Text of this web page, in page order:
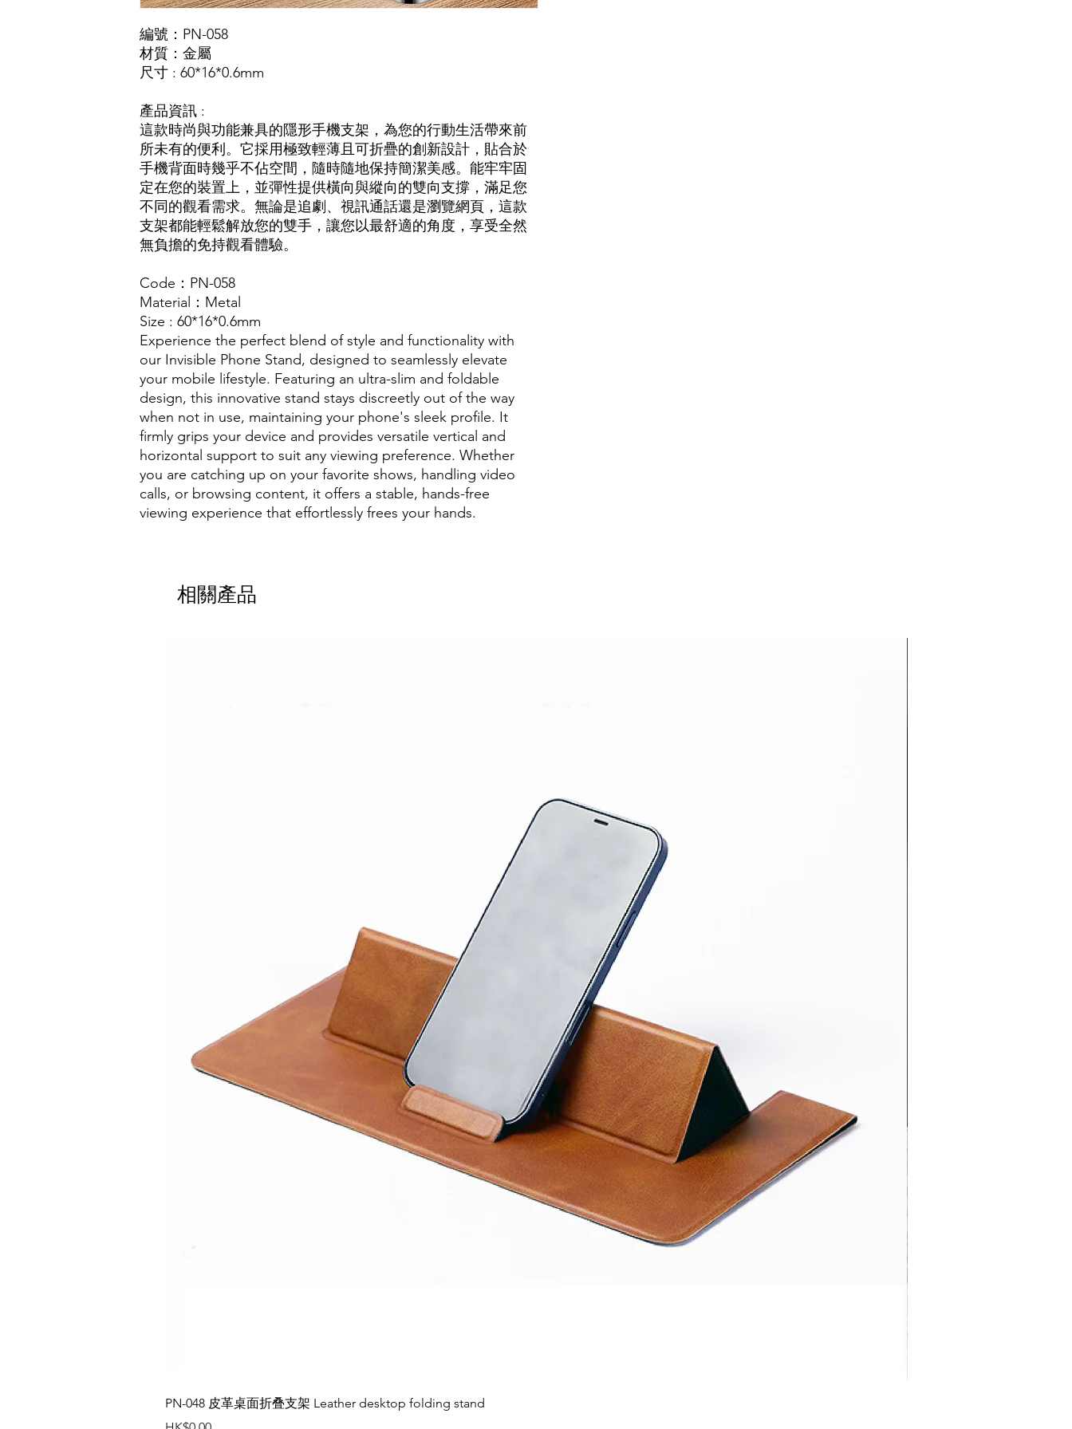
編號：PN-058
材質：金屬
尺寸 : 60*16*0.6mm
產品資訊 :
這款時尚與功能兼具的隱形手機支架，為您的行動生活帶來前
所未有的便利。它採用極致輕薄且可折疊的創新設計，貼合於
手機背面時幾乎不佔空間，隨時隨地保持簡潔美感。能牢牢固
定在您的裝置上，並彈性提供橫向與縱向的雙向支撐，滿足您
不同的觀看需求。無論是追劇、視訊通話還是瀏覽網頁，這款
支架都能輕鬆解放您的雙手，讓您以最舒適的角度，享受全然
無負擔的免持觀看體驗。
Code：PN-058
Material：Metal
Size : 60*16*0.6mm
Experience the perfect blend of style and functionality with
our Invisible Phone Stand, designed to seamlessly elevate
your mobile lifestyle. Featuring an ultra-slim and foldable
design, this innovative stand stays discreetly out of the way
when not in use, maintaining your phone's sleek profile. It
firmly grips your device and provides versatile vertical and
horizontal support to suit any viewing preference. Whether
you are catching up on your favorite shows, handling video
calls, or browsing content, it offers a stable, hands-free
viewing experience that effortlessly frees your hands.
相關產品
PN-048 皮革桌面折叠支架 Leather desktop folding stand